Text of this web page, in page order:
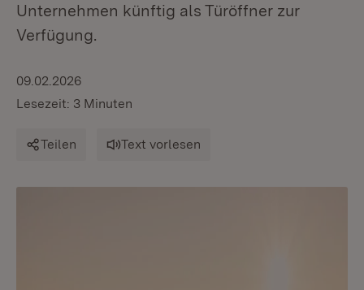
Unternehmen künftig als Türöffner zur
Verfügung.
09.02.2026
Lesezeit: 3 Minuten
Teilen Text vorlesen